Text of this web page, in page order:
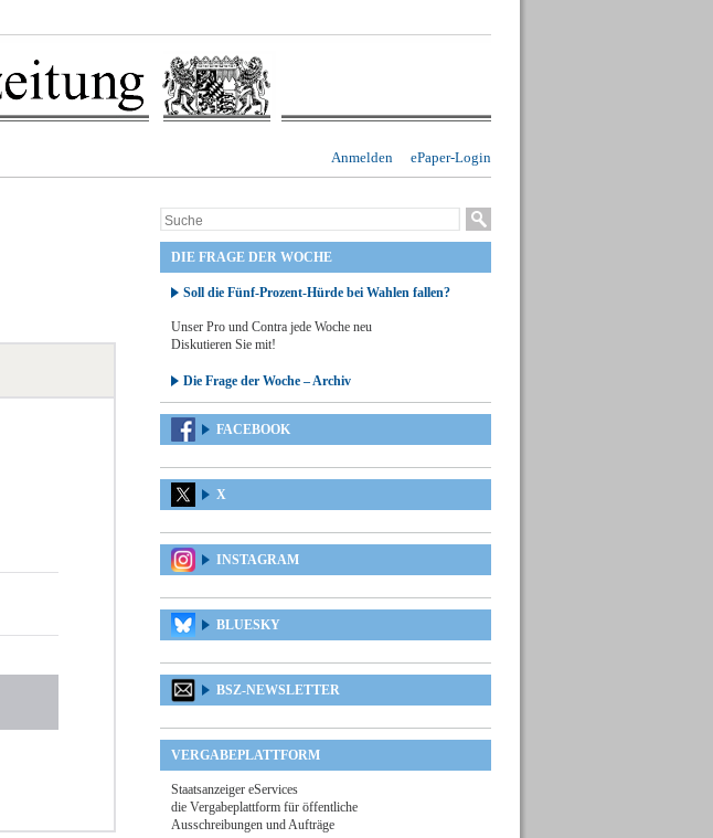
ePaper-Login
Anmelden
DIE FRAGE DER WOCHE
Soll die Fünf-Prozent-Hürde bei Wahlen fallen?
Unser Pro und Contra jede Woche neu
Diskutieren Sie mit!
Die Frage der Woche – Archiv
FACEBOOK
X
INSTAGRAM
BLUESKY
BSZ-NEWSLETTER
VERGABEPLATTFORM
Staatsanzeiger eServices
die Vergabeplattform für öffentliche
Ausschreibungen und Aufträge